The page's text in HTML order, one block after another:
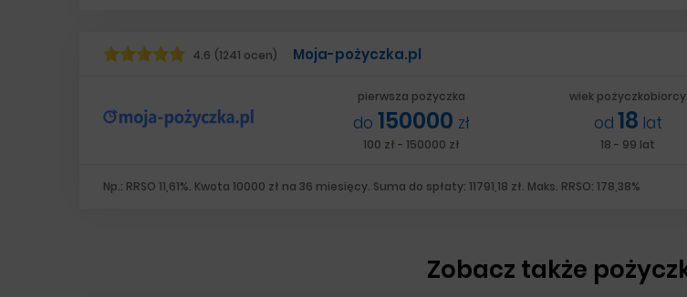
4.6 (1241 ocen) Moja-pożyczka.pl
pierwsza pożyczka
do 150000 zł
100 zł - 150000 zł
wiek pożyczkobiorcy
od 18 lat
18 - 99 lat
Np.: RRSO 11,61%. Kwota 10000 zł na 36 miesięcy. Suma do spłaty: 11791,18 zł. Maks. RRSO: 178,38%
Zobacz także